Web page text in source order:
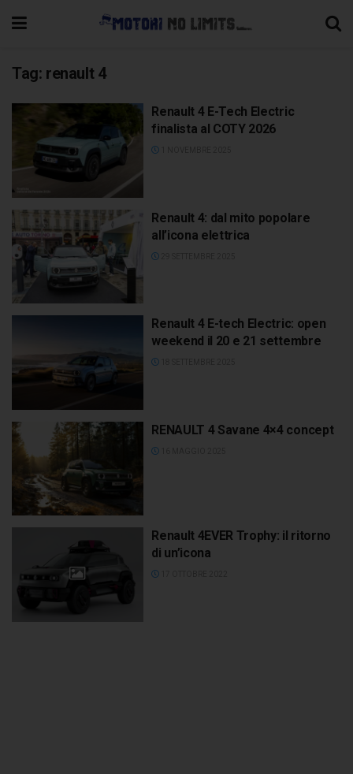
Tag: renault 4
Renault 4 E-Tech Electric
finalista al COTY 2026
Renault 4: dal mito popolare
all’icona elettrica
Renault 4 E-tech Electric: open
weekend il 20 e 21 settembre
RENAULT 4 Savane 4×4 concept
Renault 4EVER Trophy: il ritorno
di un’icona